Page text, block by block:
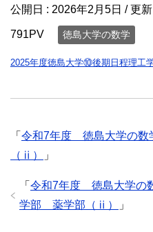
公開日 : 2026年2月5日 / 更
791PV 徳島大学の数学
2025年度徳島大学⑩後期日程理工
「 令和7年度 徳島大学の
（ⅱ）
」
「 令和7年度 徳島大学
学部 薬学部（ⅱ）
」